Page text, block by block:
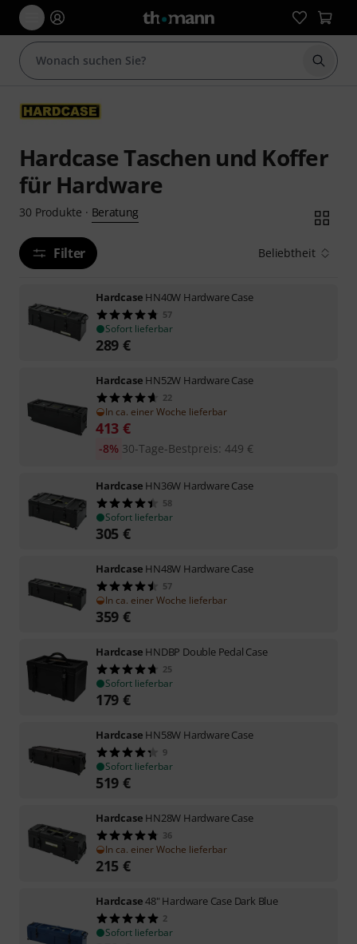
Suche
Hardcase Taschen und Koffer
für Hardware
30 Produkte · Beratung
Filter Beliebtheit
Hardcase HN40W Hardware Case
57
Sofort lieferbar
289 €
Hardcase HN52W Hardware Case
22
In ca. einer Woche lieferbar
413 €
30-Tage-Bestpreis: 449 €
-8%
Hardcase HN36W Hardware Case
58
Sofort lieferbar
305 €
Hardcase HN48W Hardware Case
57
In ca. einer Woche lieferbar
359 €
Hardcase HNDBP Double Pedal Case
25
Sofort lieferbar
179 €
Hardcase HN58W Hardware Case
9
Sofort lieferbar
519 €
Hardcase HN28W Hardware Case
36
In ca. einer Woche lieferbar
215 €
Hardcase48" Hardware Case Dark Blue
2
Sofort lieferbar